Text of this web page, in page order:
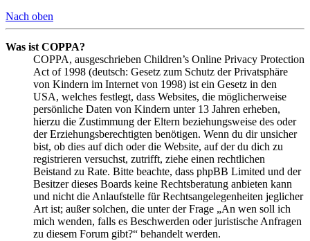
Nach oben
Was ist COPPA?
COPPA, ausgeschrieben Children’s Online Privacy Protection
Act of 1998 (deutsch: Gesetz zum Schutz der Privatsphäre
von Kindern im Internet von 1998) ist ein Gesetz in den
USA, welches festlegt, dass Websites, die möglicherweise
persönliche Daten von Kindern unter 13 Jahren erheben,
hierzu die Zustimmung der Eltern beziehungsweise des oder
der Erziehungsberechtigten benötigen. Wenn du dir unsicher
bist, ob dies auf dich oder die Website, auf der du dich zu
registrieren versuchst, zutrifft, ziehe einen rechtlichen
Beistand zu Rate. Bitte beachte, dass phpBB Limited und der
Besitzer dieses Boards keine Rechtsberatung anbieten kann
und nicht die Anlaufstelle für Rechtsangelegenheiten jeglicher
Art ist; außer solchen, die unter der Frage „An wen soll ich
mich wenden, falls es Beschwerden oder juristische Anfragen
zu diesem Forum gibt?“ behandelt werden.